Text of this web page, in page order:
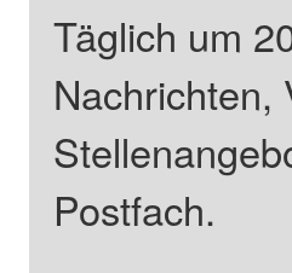
Täglich um
Nachrichten,
Postfach.